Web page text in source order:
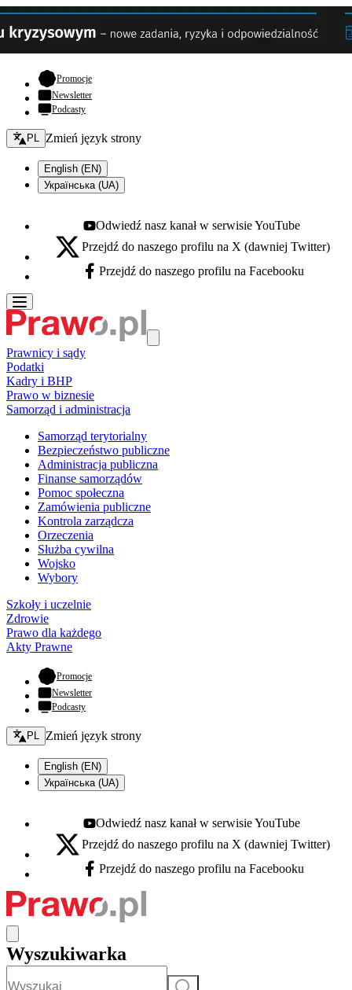
Promocje- otwiera się w nowej karcie
Newsletter
Podcasty
Zmień język - bieżący:
PL Zmień język strony
English (EN)
Українська (UA)
Youtube - otwiera się w nowej karcie
Odwiedź nasz kanał w serwisie YouTube
X - otwiera się w nowej karcie
Przejdź do naszego profilu na X (dawniej Twitter)
Facebook - otwiera się w nowej karcie
Przejdź do naszego profilu na Facebooku
Prawnicy i sądy
Podatki
Kadry i BHP
Prawo w biznesie
Samorząd i administracja
Samorząd terytorialny
Bezpieczeństwo publiczne
Administracja publiczna
Finanse samorządów
Pomoc społeczna
Zamówienia publiczne
Kontrola zarządcza
Orzeczenia
Służba cywilna
Wojsko
Wybory
Szkoły i uczelnie
Zdrowie
Prawo dla każdego
Akty Prawne
Promocje- otwiera się w nowej karcie
Newsletter
Podcasty
Zmień język - bieżący:
PL Zmień język strony
English (EN)
Українська (UA)
Youtube - otwiera się w nowej karcie
Odwiedź nasz kanał w serwisie YouTube
X - otwiera się w nowej karcie
Przejdź do naszego profilu na X (dawniej Twitter)
Facebook - otwiera się w nowej karcie
Przejdź do naszego profilu na Facebooku
Wyszukiwarka
Szukaj